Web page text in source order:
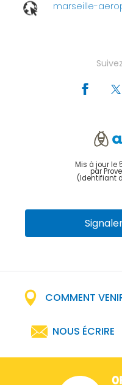
marseille-
Mis à jour le
par
(Identifiant
COMMENT
NOUS ÉCRIRE